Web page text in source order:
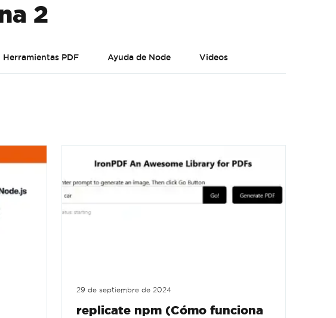
2
Herramientas PDF Ayuda de Node Videos
29 de septiembre de 2024
replicate npm (Cómo funciona